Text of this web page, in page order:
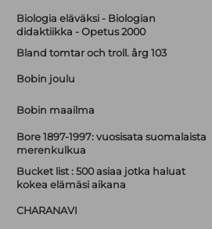
Biologia eläväksi - Biologian
didaktiikka - Opetus 2000
Bland tomtar och troll. årg 103
Bobin joulu
Bobin maailma
Bore 1897-1997: vuosisata suomalaista
merenkulkua
Bucket list : 500 asiaa jotka haluat
kokea elämäsi aikana
CHARANAVI